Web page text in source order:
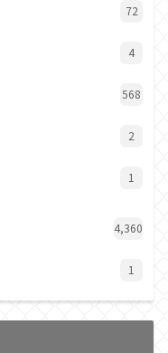
72
4
568
2
1
4,360
1